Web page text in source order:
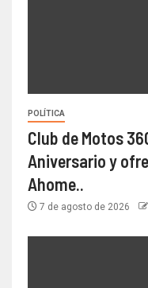
POLÍTICA
Club de Motos
Aniversario y
Ahome..
7 de agosto de 2026